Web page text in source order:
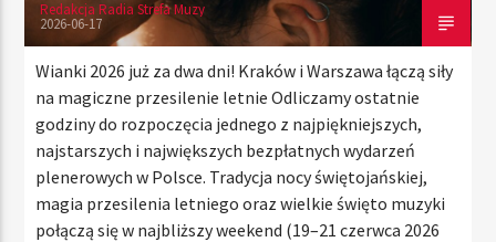
Redakcja Radia Strefa Muzy
2026-06-17
Wianki 2026 już za dwa dni! Kraków i Warszawa łączą siły
na magiczne przesilenie letnie Odliczamy ostatnie
godziny do rozpoczęcia jednego z najpiękniejszych,
najstarszych i największych bezpłatnych wydarzeń
plenerowych w Polsce. Tradycja nocy świętojańskiej,
magia przesilenia letniego oraz wielkie święto muzyki
połączą się w najbliższy weekend (19–21 czerwca 2026